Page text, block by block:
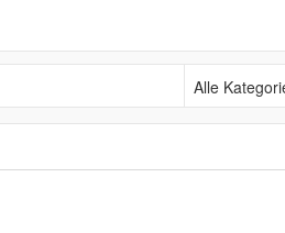
Alle Kategorien